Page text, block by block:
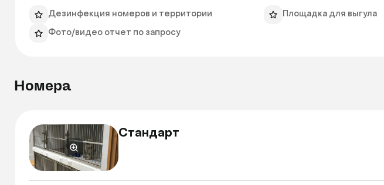
Дезинфекция номеров и территории Площадка для выгула
Фото/видео отчет по запросу
Номера
Стандарт